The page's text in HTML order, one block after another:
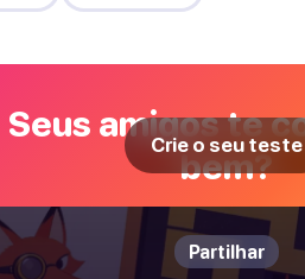
Seus amigos te
bem?
Crie o seu teste
Partilhar